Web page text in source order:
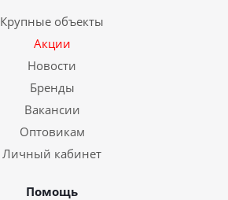
Крупные объекты
Акции
Новости
Бренды
Вакансии
Оптовикам
Личный кабинет
Помощь